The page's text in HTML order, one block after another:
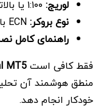
لوریج:
نوع بروکر:
راهنمای کامل
فقط کافی استMT5
منطق هوشمند آن
خودکار انجام دهد.